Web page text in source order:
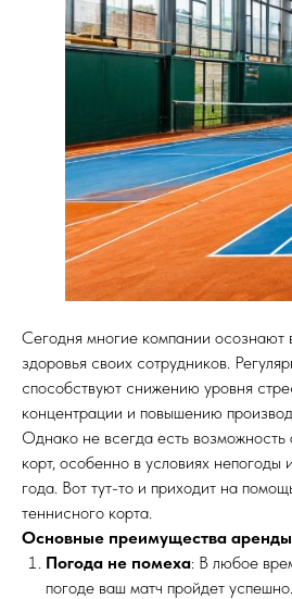
Сегодня многие компании осознают
здоровья своих сотрудников.
способствуют снижению уровня
концентрации и повышению
Однако не всегда есть возможность
корт, особенно в условиях непогоды
года. Вот тут-то и приходит на
теннисного корта.
Основные преимущества аренды
Погода не помеха: В любое
погоде ваш матч пройдет